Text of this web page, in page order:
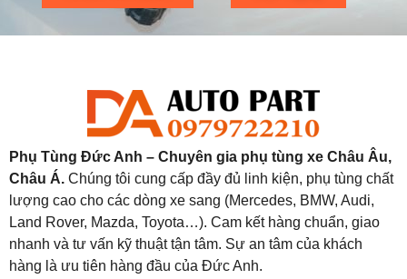
Phụ Tùng Đức Anh – Chuyên gia phụ tùng xe Châu Âu,
Châu Á. Chúng tôi cung cấp đầy đủ linh kiện, phụ tùng chất
lượng cao cho các dòng xe sang (Mercedes, BMW, Audi,
Land Rover, Mazda, Toyota…). Cam kết hàng chuẩn, giao
nhanh và tư vấn kỹ thuật tận tâm. Sự an tâm của khách
hàng là ưu tiên hàng đầu của Đức Anh.